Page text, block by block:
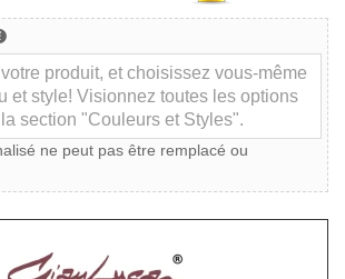
ne peut pas être remplacé ou